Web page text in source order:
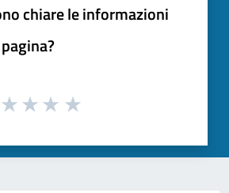
chiare le informazioni